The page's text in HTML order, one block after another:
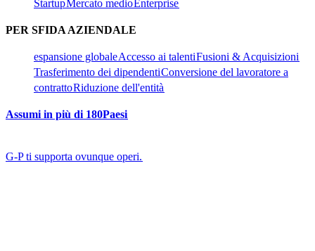
Startup​​Mercato medio​​ Enterprise​​
PER SFIDA AZIENDALE​​
espansione globale​​Accesso ai talenti​​Fusioni & Acquisizioni​​
Trasferimento dei dipendenti​​Conversione del lavoratore a
contratto​​Riduzione dell'entità​​
Assumi in più di 180Paesi​​
G-P ti supporta ovunque operi.​​